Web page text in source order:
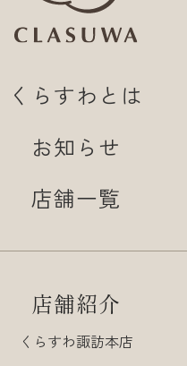
くらすわとは
お知らせ
店舗一覧
店舗紹介
くらすわ諏訪本店